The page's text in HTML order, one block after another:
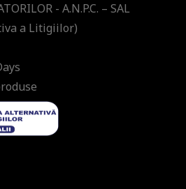
- A.N.P.C. – SAL
a Litigiilor)